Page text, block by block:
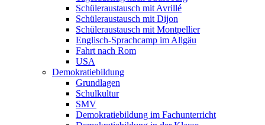
Schüleraustausch mit Avrillé
Schüleraustausch mit Dijon
Schüleraustausch mit Montpellier
Englisch-Sprachcamp im Allgäu
Fahrt nach Rom
USA
Demokratiebildung
Grundlagen
Schulkultur
SMV
Demokratiebildung im Fachunterricht